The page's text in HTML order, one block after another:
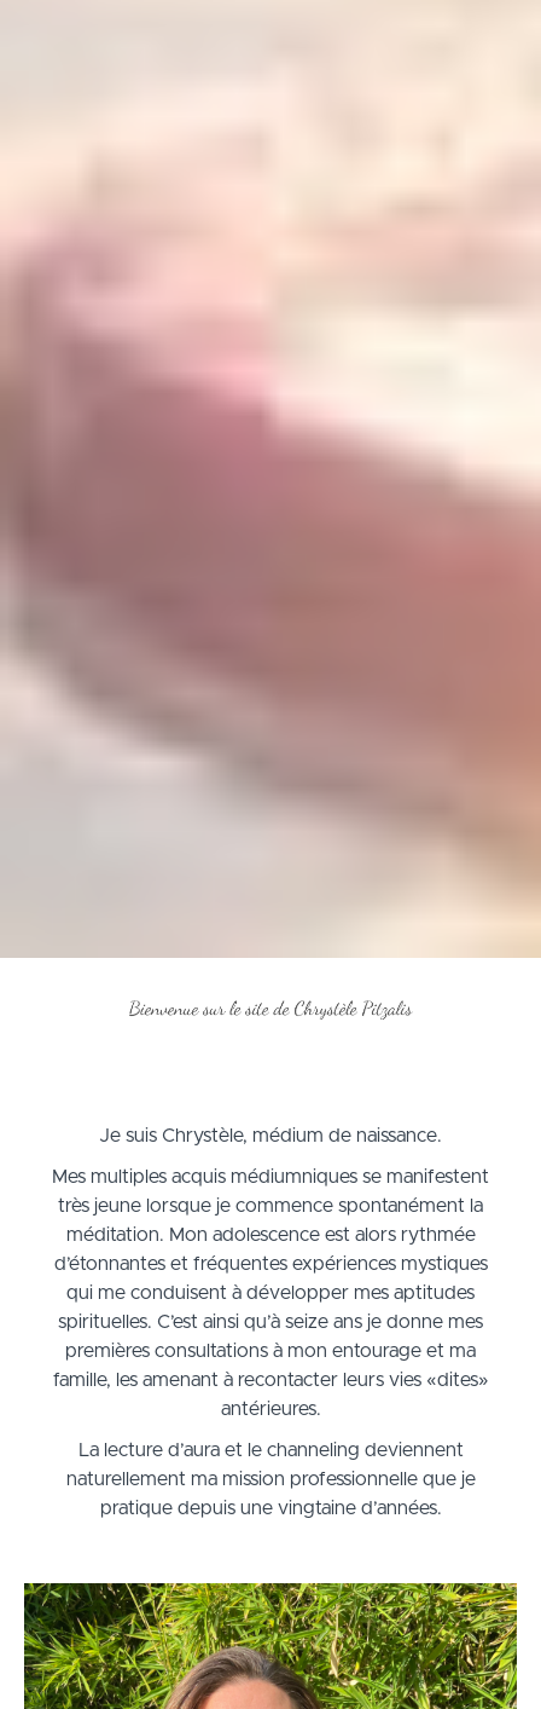
Je suis Chrystèle, médium de naissance.
Mes multiples acquis médiumniques se manifestent
très jeune lorsque je commence spontanément la
méditation. Mon adolescence est alors rythmée
d’étonnantes et fréquentes expériences mystiques
qui me conduisent à développer mes aptitudes
spirituelles. C’est ainsi qu’à seize ans je donne mes
premières consultations à mon entourage et ma
famille, les amenant à recontacter leurs vies «dites»
antérieures.
La lecture d’aura et le channeling deviennent
naturellement ma mission professionnelle que je
pratique depuis une vingtaine d’années.